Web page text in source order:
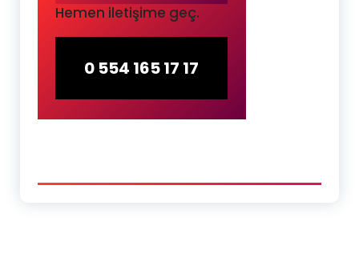
Hemen iletişime geç.
0 554 165 17 17